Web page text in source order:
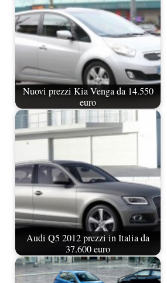
Nuovi prezzi Kia Venga da 14.550
euro
Audi Q5 2012 prezzi in Italia da
37.600 euro